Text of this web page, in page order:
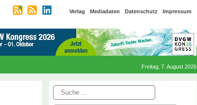
Verlag Mediadaten Datenschutz Impressum
Freitag, 7. August 2026
Suche